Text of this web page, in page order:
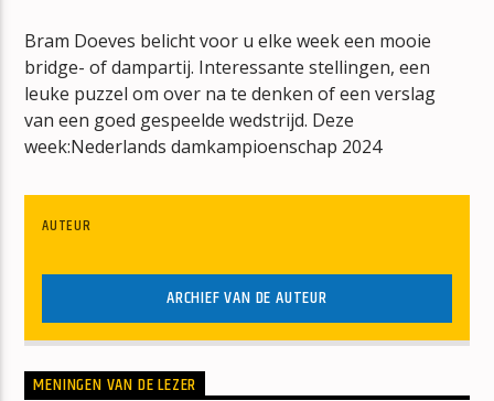
mz-radio
Bram Doeves belicht voor u elke week een mooie
bridge- of dampartij. Interessante stellingen, een
leuke puzzel om over na te denken of een verslag
van een goed gespeelde wedstrijd. Deze
week:Nederlands damkampioenschap 2024
AUTEUR
ARCHIEF VAN DE AUTEUR
MENINGEN VAN DE LEZER